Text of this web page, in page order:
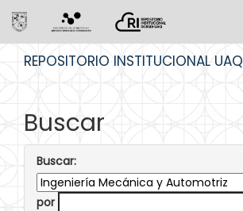
REPOSITORIO INSTITUCIONAL UAQ
Buscar
Buscar:
por